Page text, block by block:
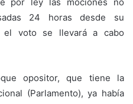
24 horas desde su
el voto se llevará a cabo
opositor, que tiene la
(Parlamento), ya había